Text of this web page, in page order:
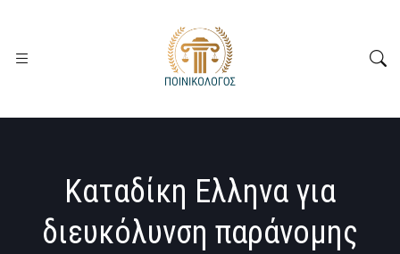
Καταδίκη Ελληνα για
διευκόλυνση παράνομης